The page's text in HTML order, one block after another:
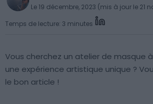
Le 19 décembre, 2023 (mis à jour le 21
Temps de lecture: 3 minutes
Vous cherchez un atelier de masque
une expérience artistique unique ?
le bon article !